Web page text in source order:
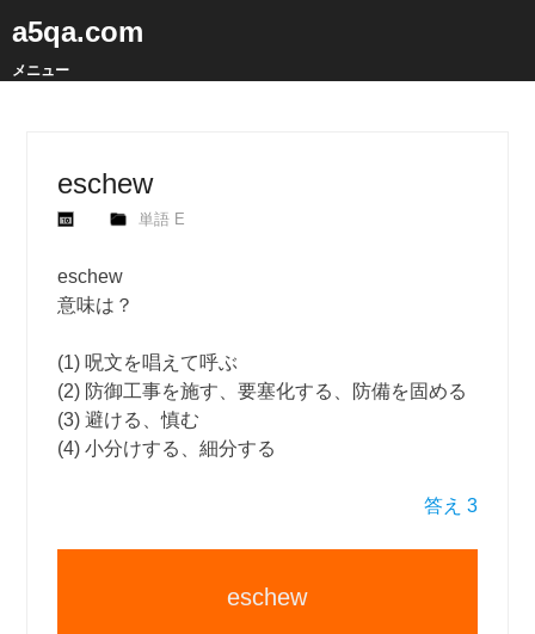
a5qa.com
メニュー
eschew
単語 E
eschew
意味は？
(1) 呪文を唱えて呼ぶ
(2) 防御工事を施す、要塞化する、防備を固める
(3) 避ける、慎む
(4) 小分けする、細分する
答え 3
eschew